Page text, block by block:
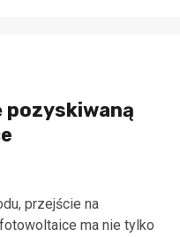
pozyskiwaną
przejście na
ma nie tylko